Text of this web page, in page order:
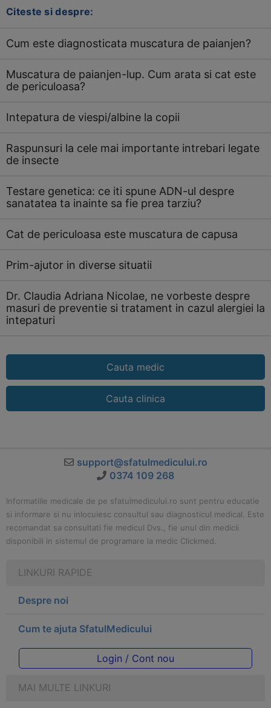
Citeste si despre:
Cum este diagnosticata muscatura de paianjen?
Muscatura de paianjen-lup. Cum arata si cat este
de periculoasa?
Intepatura de viespi/albine la copii
Raspunsuri la cele mai importante intrebari legate
de insecte
Testare genetica: ce iti spune ADN-ul despre
sanatatea ta inainte sa fie prea tarziu?
Cat de periculoasa este muscatura de capusa
Prim-ajutor in diverse situatii
Dr. Claudia Adriana Nicolae, ne vorbeste despre
masuri de preventie si tratament in cazul alergiei la
intepaturi
Cauta medic
Cauta clinica
support@sfatulmedicului.ro
0374 109 268
Informatiile medicale de pe sfatulmedicului.ro sunt pentru educatie
si informare si nu inlocuiesc consultul sau diagnosticul medical. Este
recomandat sa consultati fie medicul Dvs., fie unul din medicii
disponibili in sistemul de programare la medic Clickmed.
LINKURI RAPIDE
Despre noi
Cum te ajuta SfatulMedicului
Login / Cont nou
MAI MULTE LINKURI